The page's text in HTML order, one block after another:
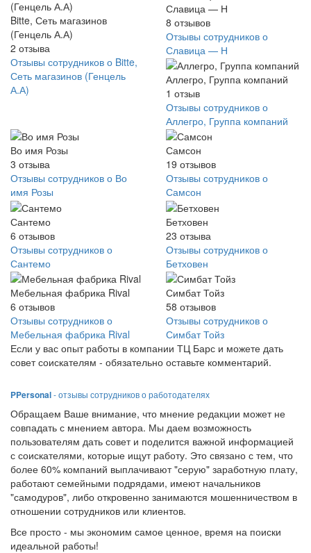
Bitte, Сеть магазинов
(Генцель А.А)
2 отзыва
Отзывы сотрудников о Bitte,
Сеть магазинов (Генцель
А.А)
Славица — Н
8 отзывов
Отзывы сотрудников о
Славица — Н
Аллегро, Группа компаний
1 отзыв
Отзывы сотрудников о
Аллегро, Группа компаний
Во имя Розы
3 отзыва
Отзывы сотрудников о Во
имя Розы
Самсон
19 отзывов
Отзывы сотрудников о
Самсон
Сантемо
6 отзывов
Отзывы сотрудников о
Сантемо
Бетховен
23 отзыва
Отзывы сотрудников о
Бетховен
Мебельная фабрика Rival
6 отзывов
Отзывы сотрудников о
Мебельная фабрика Rival
Симбат Тойз
58 отзывов
Отзывы сотрудников о
Симбат Тойз
Если у вас опыт работы в компании ТЦ Барс и можете дать
совет соискателям - обязательно оставьте комментарий.
PPersonal- отзывы сотрудников о работодателях
Обращаем Ваше внимание, что мнение редакции может не
совпадать с мнением автора. Мы даем возможность
пользователям дать совет и поделится важной информацией
с соискателями, которые ищут работу. Это связано с тем, что
более 60% компаний выплачивают "серую" заработную плату,
работают семейными подрядами, имеют начальников
"самодуров", либо откровенно занимаются мошенничеством в
отношении сотрудников или клиентов.
Все просто - мы экономим самое ценное, время на поиски
идеальной работы!